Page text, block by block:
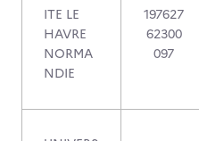
ITE LE
HAVRE
NORMA
NDIE
197627
62300
097